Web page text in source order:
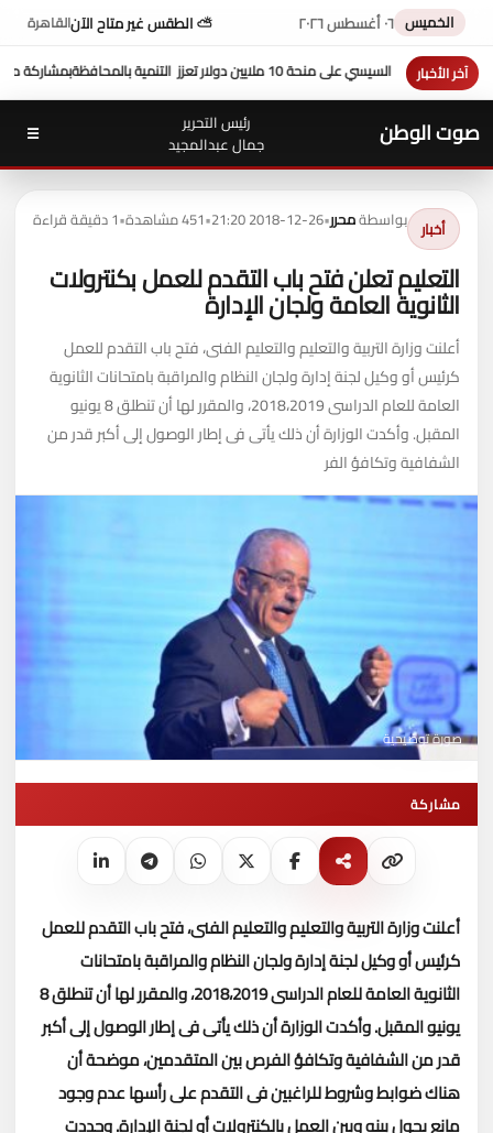
الخميس ٠٦ أغسطس ٢٠٢٦ ⛅ الطقس غير متاح الآنالقاهرة
آخر الأخباربمشاركة محافظ سوهاج في أداء صلاة الجمعة ....وكيل وزارة الأوقاف يخطب
صوت الوطن
رئيس التحرير
جمال عبدالمجيد
☰
أخبار بواسطةمحرر•
2018-12-26 21:20
•451 مشاهدة •1 دقيقة قراءة
التعليم تعلن فتح باب التقدم للعمل بكنترولات
الثانوية العامة ولجان الإدارة
أعلنت وزارة التربية والتعليم والتعليم الفنى، فتح باب التقدم للعمل
كرئيس أو وكيل لجنة إدارة ولجان النظام والمراقبة بامتحانات الثانوية
العامة للعام الدراسى 2018،2019، والمقرر لها أن تنطلق 8 يونيو
المقبل. وأكدت الوزارة أن ذلك يأتى فى إطار الوصول إلى أكبر قدر من
الشفافية وتكافؤ الفر
صورة توضيحية
مشاركة
أعلنت وزارة التربية والتعليم والتعليم الفنى، فتح باب التقدم للعمل
كرئيس أو وكيل لجنة إدارة ولجان النظام والمراقبة بامتحانات
الثانوية العامة للعام الدراسى 2018،2019، والمقرر لها أن تنطلق 8
يونيو المقبل.وأكدت الوزارة أن ذلك يأتى فى إطار الوصول إلى أكبر
قدر من الشفافية وتكافؤ الفرص بين المتقدمين، موضحة أن
هناك ضوابط وشروط للراغبين فى التقدم على رأسها عدم وجود
مانع يحول بينه وبين العمل بالكنترولات أو لجنة الإدارة.وحددت